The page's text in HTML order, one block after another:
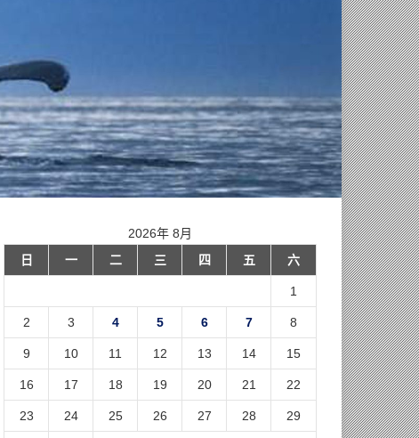
2026年 8月
日
一 二 三 四 五 六
1
2 3 4 5 6 7 8
9 10 11 12 13 14 15
16 17 18 19 20 21 22
23 24 25 26 27 28 29